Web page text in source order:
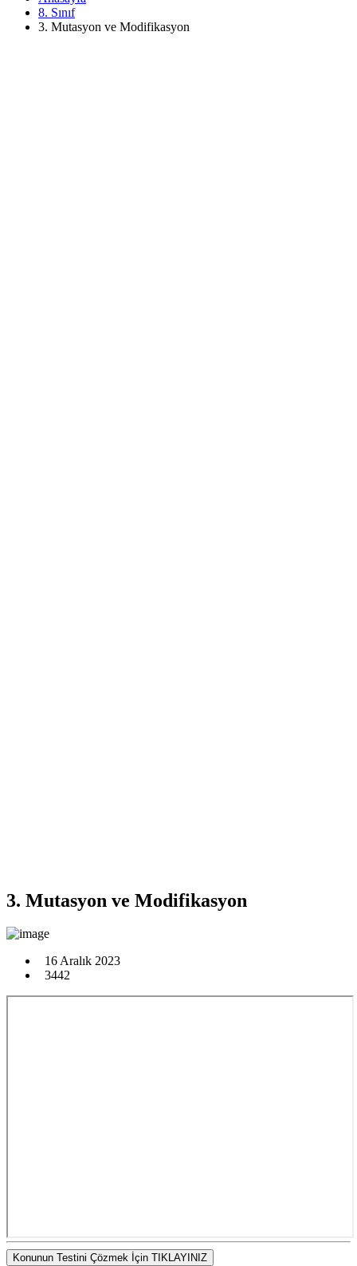
8. Sınıf
3. Mutasyon ve Modifikasyon
3. Mutasyon ve Modifikasyon
16 Aralık 2023
3442
Konunun Testini Çözmek İçin TIKLAYINIZ